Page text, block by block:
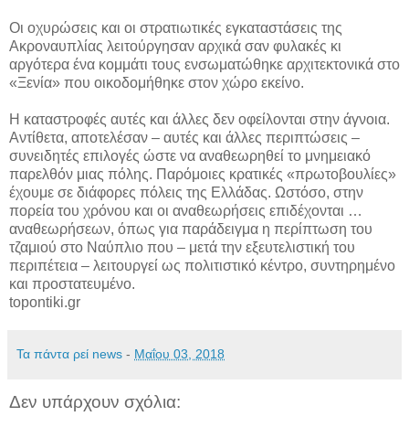
Οι οχυρώσεις και οι στρατιωτικές εγκαταστάσεις της
Ακροναυπλίας λειτούργησαν αρχικά σαν φυλακές κι
αργότερα ένα κομμάτι τους ενσωματώθηκε αρχιτεκτονικά στο
«Ξενία» που οικοδομήθηκε στον χώρο εκείνο.
Η καταστροφές αυτές και άλλες δεν οφείλονται στην άγνοια.
Αντίθετα, αποτελέσαν – αυτές και άλλες περιπτώσεις –
συνειδητές επιλογές ώστε να αναθεωρηθεί το μνημειακό
παρελθόν μιας πόλης. Παρόμοιες κρατικές «πρωτοβουλίες»
έχουμε σε διάφορες πόλεις της Ελλάδας. Ωστόσο, στην
πορεία του χρόνου και οι αναθεωρήσεις επιδέχονται …
αναθεωρήσεων, όπως για παράδειγμα η περίπτωση του
τζαμιού στο Ναύπλιο που – μετά την εξευτελιστική του
περιπέτεια – λειτουργεί ως πολιτιστικό κέντρο, συντηρημένο
και προστατευμένο.
topontiki.gr
Τα πάντα ρεί news - Μαΐου 03, 2018
Δεν υπάρχουν σχόλια: